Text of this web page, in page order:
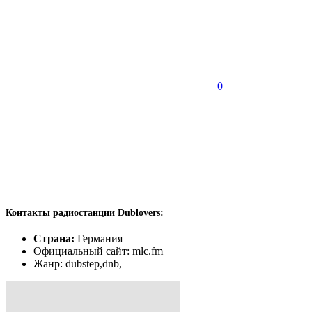
0
Контакты радиостанции Dublovers:
Страна: Германия
Официальный сайт: mlc.fm
Жанр: dubstep,dnb,